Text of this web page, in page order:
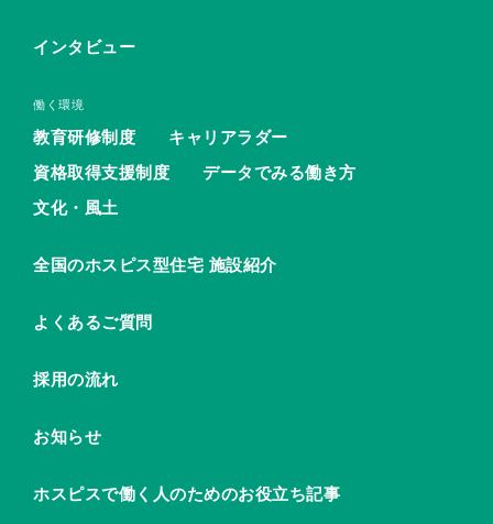
インタビュー
働く環境
教育研修制度
キャリアラダー
資格取得支援制度
データでみる働き方
文化・風土
全国のホスピス型住宅 施設紹介
よくあるご質問
採用の流れ
お知らせ
ホスピスで働く人のためのお役立ち記事